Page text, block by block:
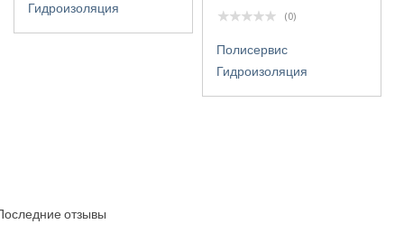
Гидроизоляция
(0)
Полисервис
Гидроизоляция
отзывы